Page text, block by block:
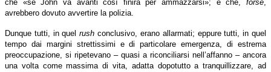
che «se John va avanti così finirà per ammazzarsi»; e che, forse,
avrebbero dovuto avvertire la polizia.
Dunque tutti, in quelrush conclusivo, erano allarmati; eppure tutti, in quel
tempo dai margini strettissimi e di particolare emergenza, di estrema
preoccupazione, si ripetevano – quasi a riconciliarsi nell’affanno – ancora
una volta come massima di vita, adatta dopotutto a tranquillizzare, ad